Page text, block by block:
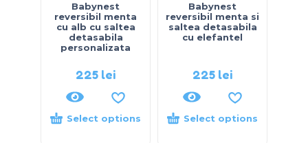
Babynest
reversibil menta
cu alb cu saltea
detasabila
personalizata
225 lei
Select options
Babynest
reversibil menta si
saltea detasabila
cu elefantel
225 lei
Select options